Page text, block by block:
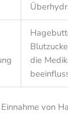
die
von